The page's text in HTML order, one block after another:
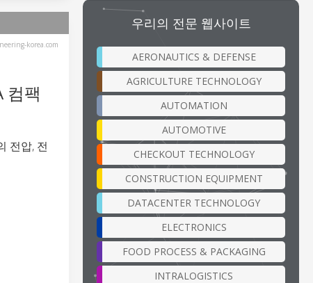
korea.com
컴팩
전압, 전
우리의 전문 웹사이트
AERONAUTICS & DEFENSE
AGRICULTURE TECHNOLOGY
AUTOMATION
AUTOMOTIVE
CHECKOUT TECHNOLOGY
CONSTRUCTION EQUIPMENT
DATACENTER TECHNOLOGY
ELECTRONICS
FOOD PROCESS & PACKAGING
INTRALOGISTICS